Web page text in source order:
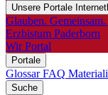
Unsere Portale
Glauben. Gemeinsam.
Erzbistum Paderborn
Wir Portal
Portale
Glossar FAQ
Suche